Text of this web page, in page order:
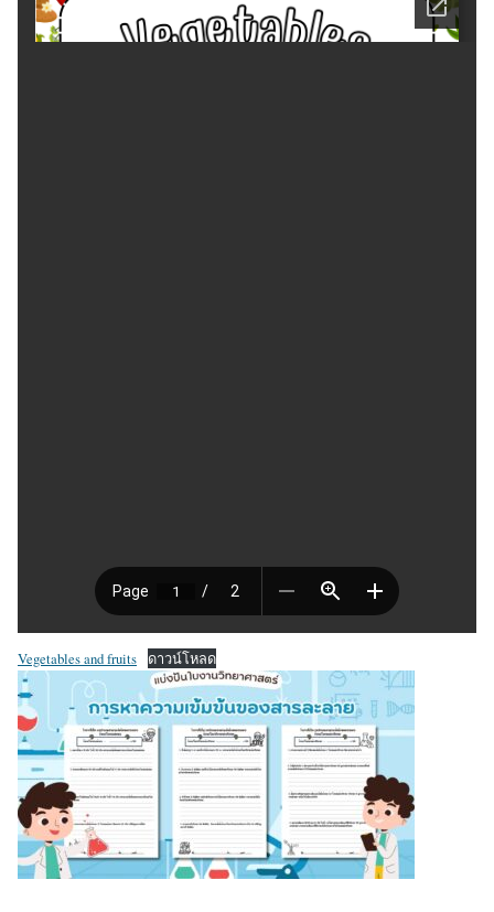
Vegetables and fruits ดาวน์โหลด